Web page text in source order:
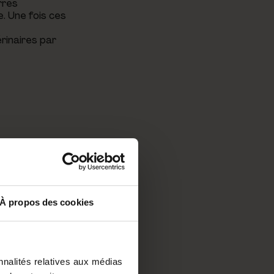
À propos des cookies
relatives aux médias
Une fois ces
par
plus
couleurs,
que
en